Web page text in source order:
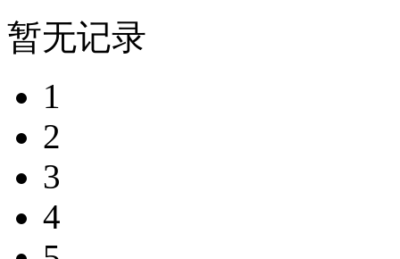
暂无记录
1
2
3
4